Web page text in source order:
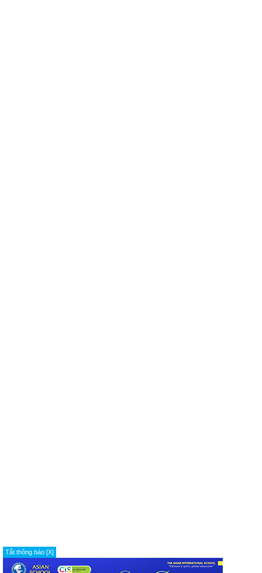
Tắt thông báo [X]